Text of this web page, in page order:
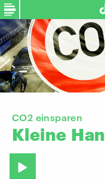
CO2 einsparen
Kleine